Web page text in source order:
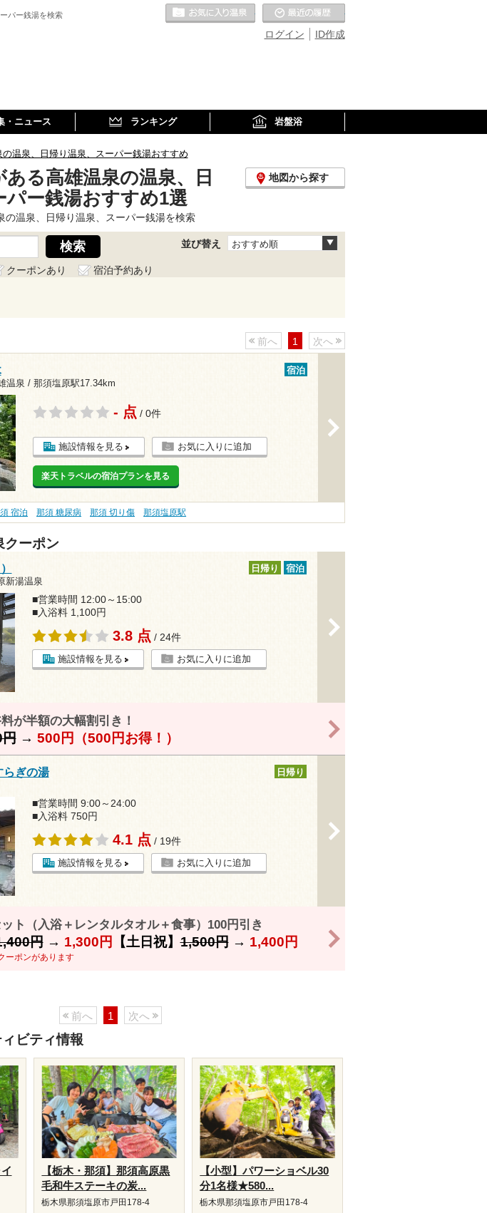
パー銭湯を検索
ID作成
ログイン
お気に入りの温泉
・ニュース ランキング 岩盤浴
温泉、日帰り温泉、スーパー銭湯おすすめ
る高雄温泉の温泉、日
パー銭湯おすすめ1選
地図から探す
の温泉、日帰り温泉、スーパー銭湯を検索
並び替え おすすめ順
クーポンあり
宿泊予約あり
前へ 1 次へ
温泉 / 那須塩原駅17.34km
宿泊
- 点 / 0件
施設情報を見る お気に入りに追加
楽天トラベルの宿泊プランを見る
宿泊 那須 糖尿病 那須 切り傷 那須塩原駅
クーポン
新湯温泉
日帰り 宿泊
■営業時間 12:00～15:00
■入浴料 1,100円
3.8 点 / 24件
施設情報を見る お気に入りに追加
が半額の大幅割引き！
→ 500円（500円お得！）
らぎの湯 日帰り
■営業時間 9:00～24:00
■入浴料 750円
4.1 点 / 19件
施設情報を見る お気に入りに追加
ト（入浴＋レンタルタオル＋食事）100円引き
円→ 1,300円 【土日祝】1,500円→ 1,400円
ーポンがあります
>
前へ 1 次へ
ビティ情報
【栃木・那須】那須高原黒
毛和牛ステーキの炭...
栃木県那須塩原市戸田178-4
【小型】パワーショベル30
分1名様★580...
栃木県那須塩原市戸田178-4